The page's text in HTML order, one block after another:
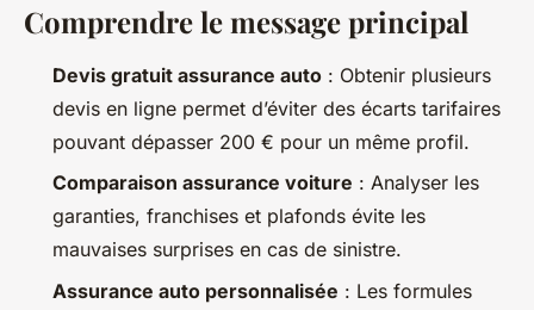
Comparatif des devis
d'assurance auto pour un
meilleur tarif
Colas 19/03/2026 15:14 11 min de lecture
Comprendre le message principal
Devis gratuit assurance auto : Obtenir plusieurs
devis en ligne permet d’éviter des écarts tarifaires
pouvant dépasser 200 € pour un même profil.
Comparaison assurance voiture : Analyser les
garanties, franchises et plafonds évite les
mauvaises surprises en cas de sinistre.
Assurance auto personnalisée : Les formules